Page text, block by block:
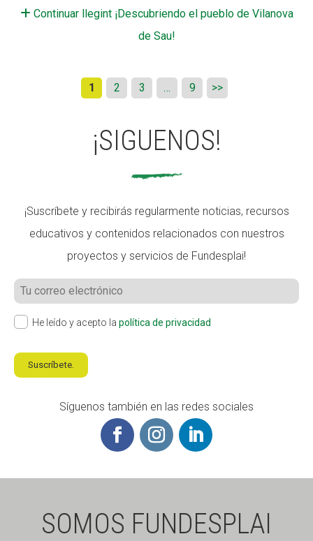
Continuar llegint ¡Descubriendo el pueblo de Vilanova
de Sau!
1 2 3 … 9 >>
¡SIGUENOS!
¡Suscríbete y recibirás regularmente noticias, recursos
educativos y contenidos relacionados con nuestros
proyectos y servicios de Fundesplai!
He leído y acepto la política de privacidad
Suscríbete.
Síguenos también en las redes sociales
SOMOS FUNDESPLAI